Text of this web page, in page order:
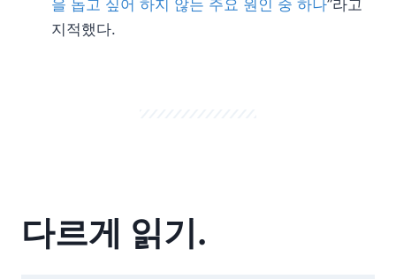
을 돕고 싶어 하지 않는 주요 원인 중 하나”라고
지적했다.
다르게 읽기.